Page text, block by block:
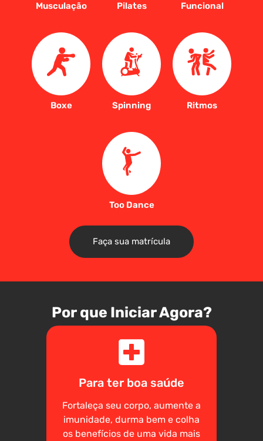
Musculação Pilates Funcional
Boxe Spinning Ritmos
Too Dance
Faça sua matrícula
Por que Iniciar Agora?
Para ter boa saúde
Fortaleça seu corpo, aumente a
imunidade, durma bem e colha
os benefícios de uma vida mais